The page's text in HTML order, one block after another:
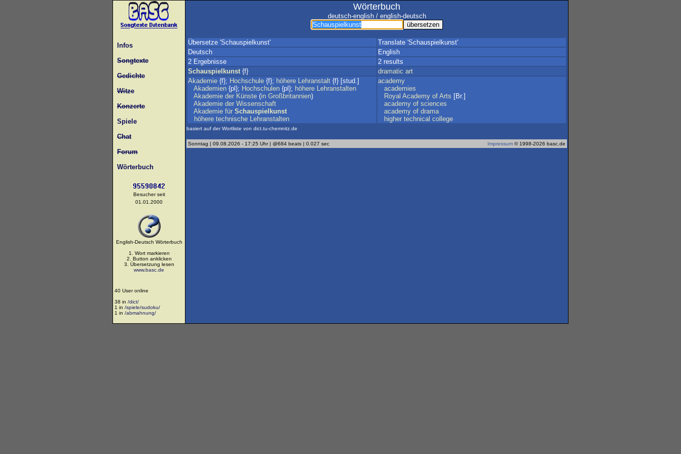
Infos
Songtexte
Gedichte
Witze
Konzerte
Spiele
Chat
Forum
Wörterbuch
Besucher seit
01.01.2000
English-Deutsch Wörterbuch
1. Wort markieren
2. Button anklicken
3. Übersetzung lesen
www.basc.de
40 User online
38 in /dict/
1 in /spiele/sudoku/
1 in /abmahnung/
Wörterbuch
deutsch-english / english-deutsch
Übersetze 'Schauspielkunst'
Translate 'Schauspielkunst'
Deutsch
English
2 Ergebnisse
2 results
Schauspielkunst {f} dramatic art
Akademie {f}; Hochschule {f}; höhere Lehranstalt {f} [stud.]
Akademien {pl}; Hochschulen {pl}; höhere Lehranstalten
Akademie der Künste (in Großbritannien)
Akademie der Wissenschaft
Akademie für Schauspielkunst
höhere technische Lehranstalten
academy
academies
Royal Academy of Arts [Br.]
academy of sciences
academy of drama
higher technical college
basiert auf der Wortliste von dict.tu-chemnitz.de
Sonntag | 09.08.2026 - 17:25 Uhr | @684 beats | 0.027 sec Impressum © 1998-2026 basc.de